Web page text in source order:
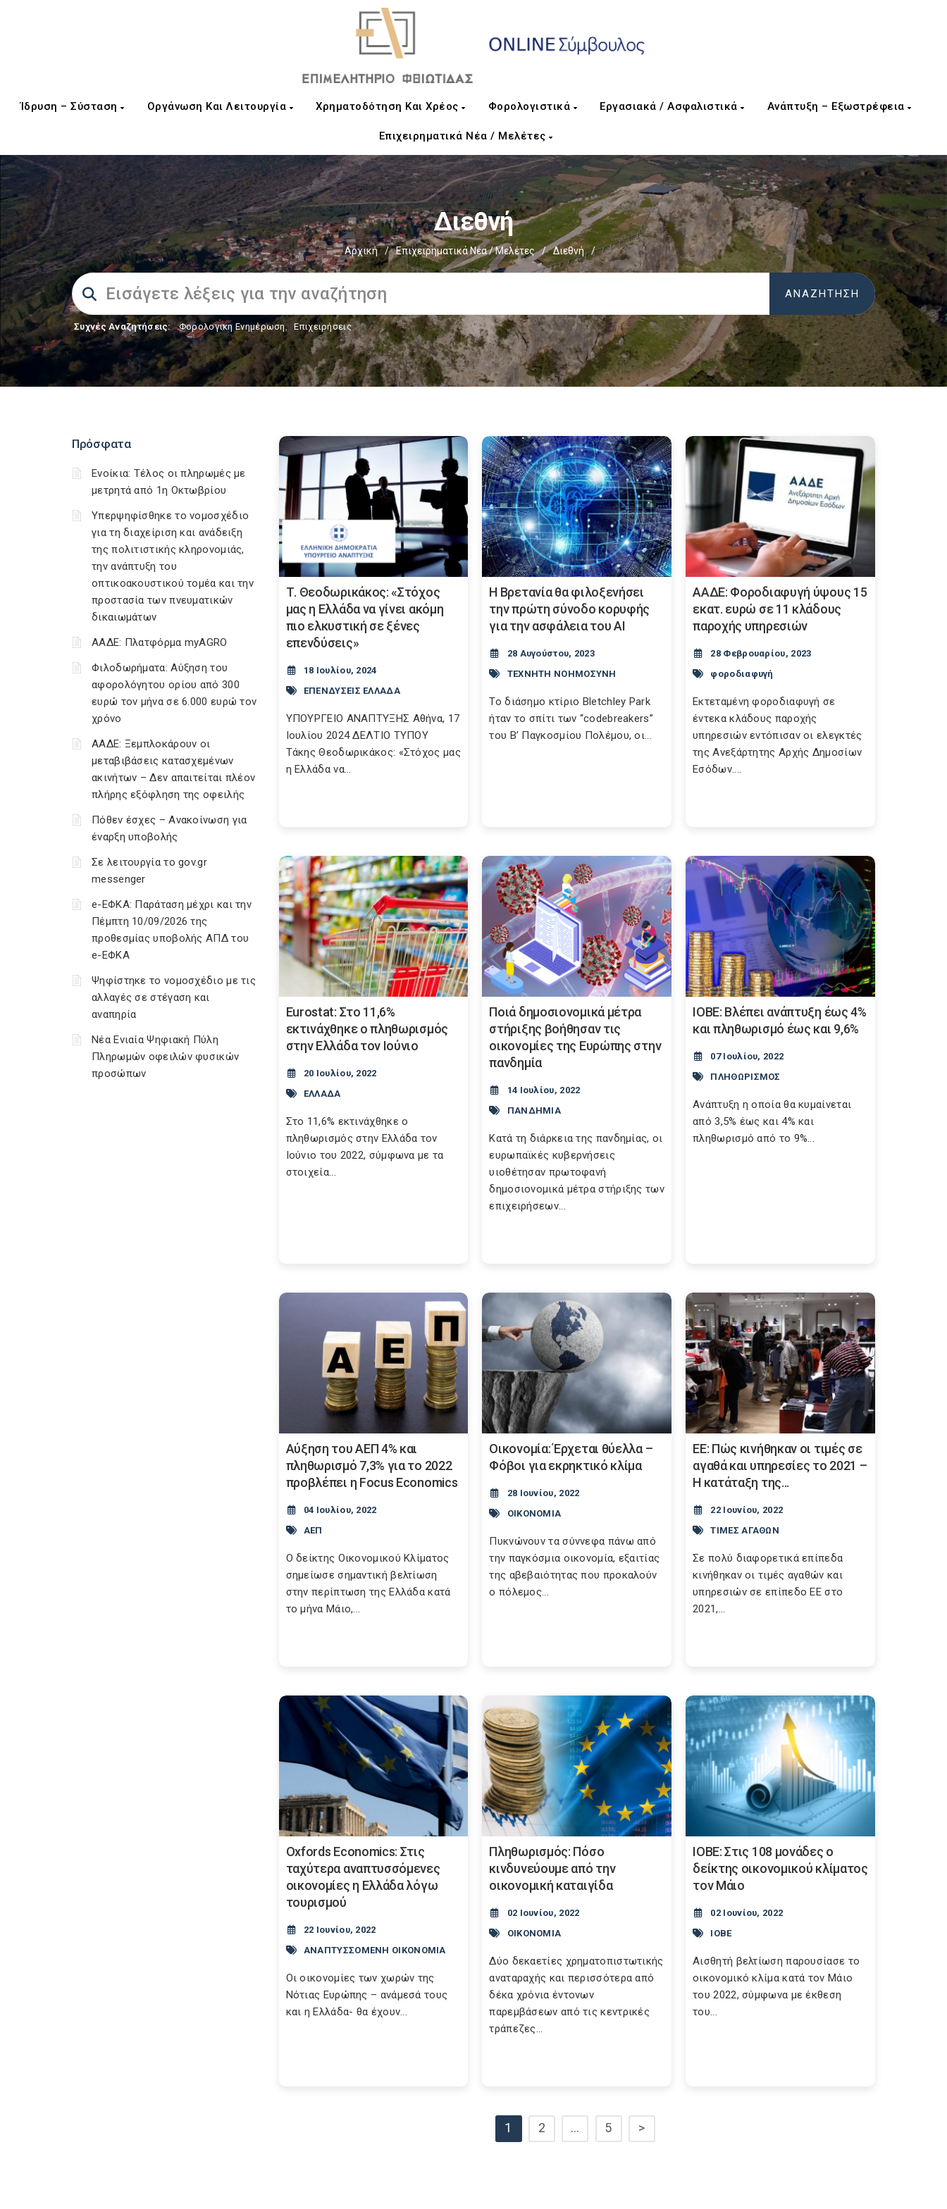
Ίδρυση – Σύσταση Οργάνωση Και Λειτουργία Χρηματοδότηση Και Χρέος Φορολογιστικά Εργασιακά / Ασφαλιστικά Ανάπτυξη – Εξωστρέφεια
Επιχειρηματικά Νέα / Μελέτες
Διεθνή
Αρχική / Επιχειρηματικά Νέα / Μελέτες / Διεθνή /
Συχνές Αναζητήσεις: Φορολογικη Ενημέρωση, Επιχειρήσεις
Πρόσφατα
Ενοίκια: Τέλος οι πληρωμές με
μετρητά από 1η Οκτωβρίου
Υπερψηφίσθηκε το νομοσχέδιο
για τη διαχείριση και ανάδειξη
της πολιτιστικής κληρονομιάς,
την ανάπτυξη του
οπτικοακουστικού τομέα και την
προστασία των πνευματικών
δικαιωμάτων
ΑΑΔΕ: Πλατφόρμα myAGRO
Φιλοδωρήματα: Αύξηση του
αφορολόγητου ορίου από 300
ευρώ τον μήνα σε 6.000 ευρώ τον
χρόνο
ΑΑΔΕ: Ξεμπλοκάρουν οι
μεταβιβάσεις κατασχεμένων
ακινήτων – Δεν απαιτείται πλέον
πλήρης εξόφληση της οφειλής
Πόθεν έσχες – Ανακοίνωση για
έναρξη υποβολής
Σε λειτουργία το gov.gr
messenger
e-ΕΦΚΑ: Παράταση μέχρι και την
Πέμπτη 10/09/2026 της
προθεσμίας υποβολής ΑΠΔ του
e-ΕΦΚΑ
Ψηφίστηκε το νομοσχέδιο με τις
αλλαγές σε στέγαση και
αναπηρία
Νέα Ενιαία Ψηφιακή Πύλη
Πληρωμών οφειλών φυσικών
προσώπων
Τ. Θεοδωρικάκος: «Στόχος
μας η Ελλάδα να γίνει ακόμη
πιο ελκυστική σε ξένες
επενδύσεις»
18 Ιουλίου, 2024
ΕΠΕΝΔΥΣΕΙΣ ΕΛΛΑΔΑ
ΥΠΟΥΡΓΕΙΟ ΑΝΑΠΤΥΞΗΣ Αθήνα, 17
Ιουλίου 2024 ΔΕΛΤΙΟ ΤΥΠΟΥ
Τάκης Θεοδωρικάκος: «Στόχος μας
η Ελλάδα να...
Η Βρετανία θα φιλοξενήσει
την πρώτη σύνοδο κορυφής
για την ασφάλεια του ΑΙ
28 Αυγούστου, 2023
ΤΕΧΝΗΤΗ ΝΟΗΜΟΣΥΝΗ
Το διάσημο κτίριο Bletchley Park
ήταν το σπίτι των “codebreakers”
του Β’ Παγκοσμίου Πολέμου, οι...
ΑΑΔΕ: Φοροδιαφυγή ύψους 15
εκατ. ευρώ σε 11 κλάδους
παροχής υπηρεσιών
28 Φεβρουαρίου, 2023
φοροδιαφυγή
Εκτεταμένη φοροδιαφυγή σε
έντεκα κλάδους παροχής
υπηρεσιών εντόπισαν οι ελεγκτές
της Ανεξάρτητης Αρχής Δημοσίων
Εσόδων....
Eurostat: Στο 11,6%
εκτινάχθηκε ο πληθωρισμός
στην Ελλάδα τον Ιούνιο
20 Ιουλίου, 2022
ΕΛΛΑΔΑ
Στο 11,6% εκτινάχθηκε ο
πληθωρισμός στην Ελλάδα τον
Ιούνιο του 2022, σύμφωνα με τα
στοιχεία...
Ποιά δημοσιονομικά μέτρα
στήριξης βοήθησαν τις
οικονομίες της Ευρώπης στην
πανδημία
14 Ιουλίου, 2022
ΠΑΝΔΗΜΙΑ
Kατά τη διάρκεια της πανδημίας, οι
ευρωπαϊκές κυβερνήσεις
υιοθέτησαν πρωτοφανή
δημοσιονομικά μέτρα στήριξης των
επιχειρήσεων...
ΙΟΒΕ: Βλέπει ανάπτυξη έως 4%
και πληθωρισμό έως και 9,6%
07 Ιουλίου, 2022
ΠΛΗΘΩΡΙΣΜΟΣ
Aνάπτυξη η οποία θα κυμαίνεται
από 3,5% έως και 4% και
πληθωρισμό από το 9%...
Αύξηση του ΑΕΠ 4% και
πληθωρισμό 7,3% για το 2022
προβλέπει η Focus Economics
04 Ιουλίου, 2022
ΑΕΠ
O δείκτης Οικονομικού Κλίματος
σημείωσε σημαντική βελτίωση
στην περίπτωση της Ελλάδα κατά
το μήνα Μάιο,...
Οικονομία: Έρχεται θύελλα –
Φόβοι για εκρηκτικό κλίμα
28 Ιουνίου, 2022
ΟΙΚΟΝΟΜΙΑ
Πυκνώνουν τα σύννεφα πάνω από
την παγκόσμια οικονομία, εξαιτίας
της αβεβαιότητας που προκαλούν
ο πόλεμος...
ΕΕ: Πώς κινήθηκαν οι τιμές σε
αγαθά και υπηρεσίες το 2021 –
Η κατάταξη της...
22 Ιουνίου, 2022
ΤΙΜΕΣ ΑΓΑΘΩΝ
Σε πολύ διαφορετικά επίπεδα
κινήθηκαν οι τιμές αγαθών και
υπηρεσιών σε επίπεδο ΕΕ στο
2021,...
Oxfords Economics: Στις
ταχύτερα αναπτυσσόμενες
οικονομίες η Ελλάδα λόγω
τουρισμού
22 Ιουνίου, 2022
ΑΝΑΠΤΥΣΣΟΜΕΝΗ ΟΙΚΟΝΟΜΙΑ
Oι οικονομίες των χωρών της
Νότιας Ευρώπης – ανάμεσά τους
και η Ελλάδα- θα έχουν...
Πληθωρισμός: Πόσο
κινδυνεύουμε από την
οικονομική καταιγίδα
02 Ιουνίου, 2022
ΟΙΚΟΝΟΜΙΑ
Δύο δεκαετίες χρηματοπιστωτικής
αναταραχής και περισσότερα από
δέκα χρόνια έντονων
παρεμβάσεων από τις κεντρικές
τράπεζες...
ΙΟΒΕ: Στις 108 μονάδες ο
δείκτης οικονομικού κλίματος
τον Μάιο
02 Ιουνίου, 2022
ΙΟΒΕ
Αισθητή βελτίωση παρουσίασε το
οικονομικό κλίμα κατά τον Μάιο
του 2022, σύμφωνα με έκθεση
του...
1 2 … 5 >